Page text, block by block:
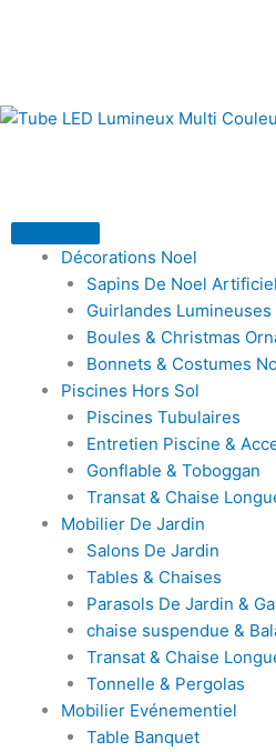
Décorations Noel
Sapins De Noel Artificiel
Guirlandes
Boules & Christmas
Bonnets & Costumes
Piscines Hors Sol
Piscines Tubulaires
Entretien Piscine &
Gonflable & Toboggan
Transat & Chaise
Mobilier De Jardin
Salons De Jardin
Tables & Chaises
Parasols De Jardin &
chaise suspendue &
Transat & Chaise
Tonnelle & Pergolas
Mobilier Evénementiel
Table Banquet